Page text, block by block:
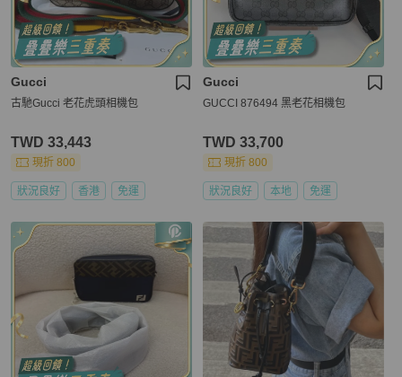
Gucci
古馳Gucci 老花虎頭相機包
TWD 33,443
現折 800
狀況良好 香港 免運
Gucci
GUCCI 876494 黑老花相機包
TWD 33,700
現折 800
狀況良好 本地 免運